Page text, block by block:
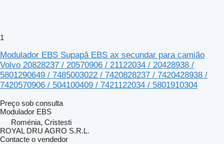
1
Modulador EBS Supapă EBS ax secundar para camião
Volvo 20828237 / 20570906 / 21122034 / 20428938 /
5801290649 / 7485003022 / 7420828237 / 7420428938 /
7420570906 / 504100409 / 7421122034 / 5801910304
Preço sob consulta
Modulador EBS
Roménia, Cristesti
ROYAL DRU AGRO S.R.L.
Contacte o vendedor